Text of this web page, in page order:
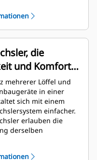
werden. Bei jeder
Stahl
vor allem für
mit übermäßigem
ist.
die wichtigsten
von hohem
betroffenen Löffels mit
™-
bieten ein
in das
kürzere
– für eine höhere
die
und Komfort
mehrerer Löffel und
in einer
sich mit einem
einfacher.
erlauben die
derselben